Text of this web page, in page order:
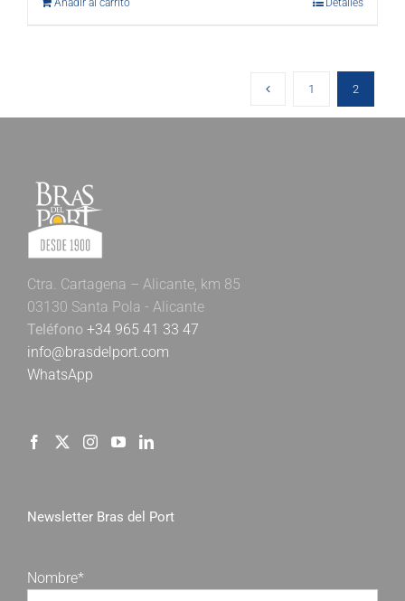
Añadir al carrito Detalles
1 2
Ctra. Cartagena – Alicante, km 85
03130 Santa Pola - Alicante
Teléfono +34 965 41 33 47
info@brasdelport.com
WhatsApp
Newsletter Bras del Port
Nombre*